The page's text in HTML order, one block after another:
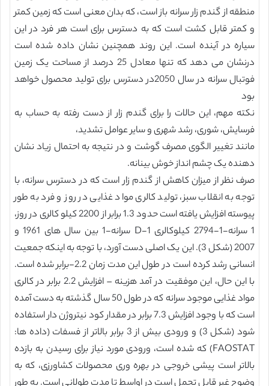
منطقه از گندم زار سرانه باز است، که بدان معنی است که زمین کمتر
و کمتر قابل کشت است که به دسترس برای است هر فرد در این
سیاره در آینده است. این روند همچنین نشان داده شده است
درنشان می دهد که تنها معادل 25 درصد از مساحت یک زمین
فوتبال سرانه در سال 2050در دسترس برای تولید محصول خواهد
بود
نکته مهم، این حالات را برای گندم زار از دست رفته به حساب به
فرسایش، شوری، رشد شهری و سایر عوامل تشدید،
مانند تغییر الگوی مصرف گوشت و در نتیجه به احتمال زیاد نشان
دهنده یک چشم انداز خوش بینانه.
صرف نظر از میزان کاهش از گندم زار است که در دسترس سرانه، با
توجه به انقلاب سبز، تولید کالری مواد غذایی در روز و فرد به طور
پیوسته افزایش یافته است حدود 1.3 برابر از 2200 کیلو کالری در روز،
1 سرانه-1-2794 کیلوکالری D-1 سرانه-1 بین سال های 1961 و
2007 (شکل 3). این یک اصلی دست آورد، با توجه به اینکه جمعیت
انسانی رشد کرده است در طول این مدت زمان 2.2-برابر شده است.
با این حال، این موفقیت در آمد هزینه – افزایش 2.2 برابر در کالری
مواد غذایی موجود سرانه که در طول 50 سال گذشته به دست آمده
است که با وجود افزایش 7.3 برابر در مقدار کود نیتروژن دار استفاده
شود (شکل 3) و ورودی بیش از 3 برابر بالاتر از فسفات (داده ها:
FAOSTAT) که شده است، ورودی مورد نیاز برای رسیدن به بازده
بالاتر است پیشی خروجی در بهره وری محصولات کشاورزی، که به
وضوح غیر قابل تحمل است در اواسط تا مدت طولانی است. به طور